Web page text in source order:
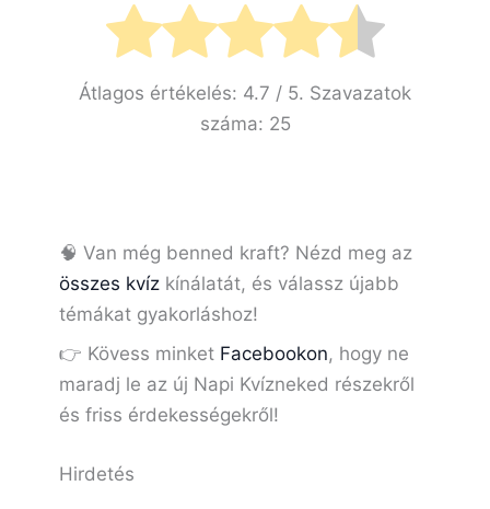
Átlagos értékelés: 4.7 / 5. Szavazatok
száma: 25
🧠 Van még benned kraft? Nézd meg az
összes kvíz kínálatát, és válassz újabb
témákat gyakorláshoz!
👉 Kövess minket Facebookon, hogy ne
maradj le az új Napi Kvízneked részekről
és friss érdekességekről!
Hirdetés